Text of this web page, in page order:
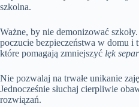
szkolna.
Ważne, by nie demonizować
poczucie bezpieczeństwa w domu i
które pomagają zmniejszyć lęk
Nie pozwalaj na trwałe unikanie
Jednocześnie słuchaj cierpliwie
rozwiązań.